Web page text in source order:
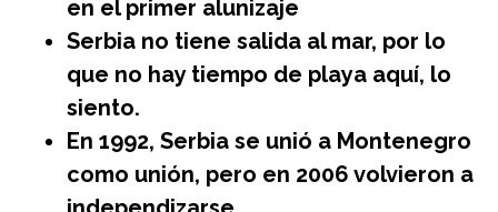
en el primer alunizaje
Serbia no tiene salida al mar, por lo
que no hay tiempo de playa aquí, lo
siento.
En 1992, Serbia se unió a Montenegro
como unión, pero en 2006 volvieron a